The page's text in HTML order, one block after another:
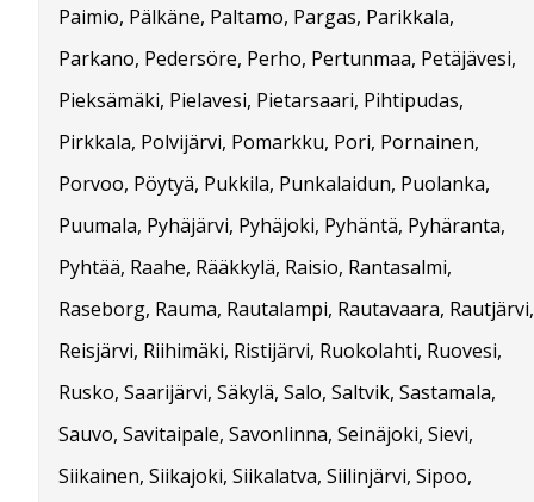
Paimio, Pälkäne, Paltamo, Pargas, Parikkala,
Parkano, Pedersöre, Perho, Pertunmaa, Petäjävesi,
Pieksämäki, Pielavesi, Pietarsaari, Pihtipudas,
Pirkkala, Polvijärvi, Pomarkku, Pori, Pornainen,
Porvoo, Pöytyä, Pukkila, Punkalaidun, Puolanka,
Puumala, Pyhäjärvi, Pyhäjoki, Pyhäntä, Pyhäranta,
Pyhtää, Raahe, Rääkkylä, Raisio, Rantasalmi,
Raseborg, Rauma, Rautalampi, Rautavaara, Rautjärvi,
Reisjärvi, Riihimäki, Ristijärvi, Ruokolahti, Ruovesi,
Rusko, Saarijärvi, Säkylä, Salo, Saltvik, Sastamala,
Sauvo, Savitaipale, Savonlinna, Seinäjoki, Sievi,
Siikainen, Siikajoki, Siikalatva, Siilinjärvi, Sipoo,